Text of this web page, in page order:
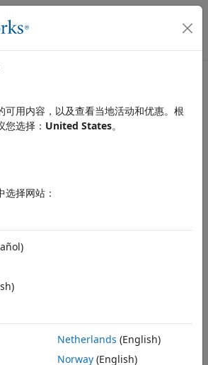
单切换
行为
方法采取的操作。
可用内容，以及查看当地活动和优惠。根
选择： United States。
择网站：
Netherlands (English)
Norway(English)